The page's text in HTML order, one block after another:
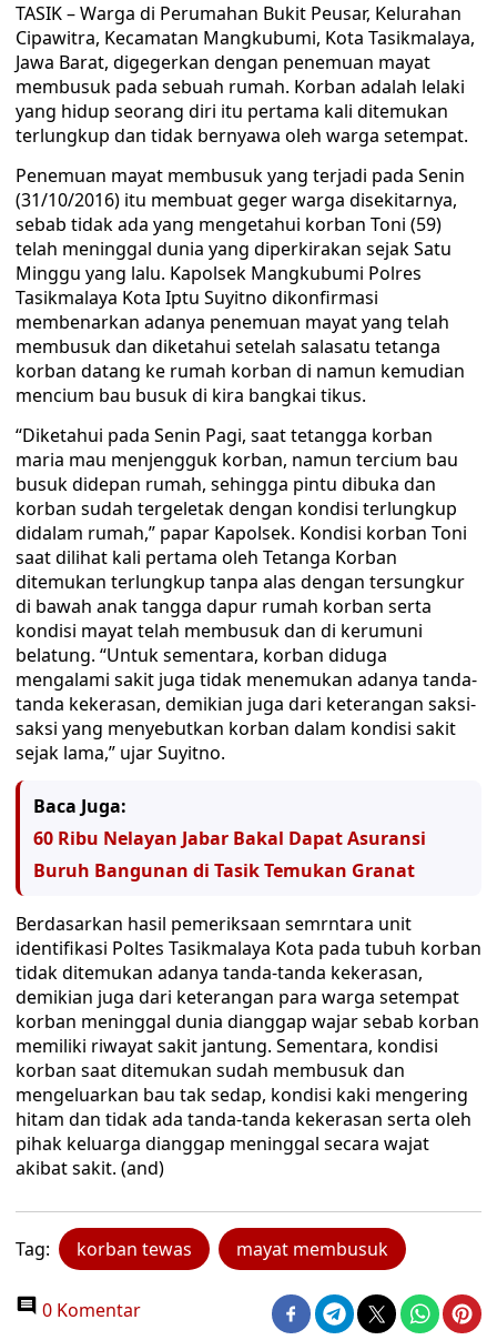
TASIK – Warga di Perumahan Bukit Peusar, Kelurahan
Cipawitra, Kecamatan Mangkubumi, Kota Tasikmalaya,
Jawa Barat, digegerkan dengan penemuan mayat
membusuk pada sebuah rumah. Korban adalah lelaki
yang hidup seorang diri itu pertama kali ditemukan
terlungkup dan tidak bernyawa oleh warga setempat.
Penemuan mayat membusuk yang terjadi pada Senin
(31/10/2016) itu membuat geger warga disekitarnya,
sebab tidak ada yang mengetahui korban Toni (59)
telah meninggal dunia yang diperkirakan sejak Satu
Minggu yang lalu. Kapolsek Mangkubumi Polres
Tasikmalaya Kota Iptu Suyitno dikonfirmasi
membenarkan adanya penemuan mayat yang telah
membusuk dan diketahui setelah salasatu tetanga
korban datang ke rumah korban di namun kemudian
mencium bau busuk di kira bangkai tikus.
“Diketahui pada Senin Pagi, saat tetangga korban
maria mau menjengguk korban, namun tercium bau
busuk didepan rumah, sehingga pintu dibuka dan
korban sudah tergeletak dengan kondisi terlungkup
didalam rumah,” papar Kapolsek. Kondisi korban Toni
saat dilihat kali pertama oleh Tetanga Korban
ditemukan terlungkup tanpa alas dengan tersungkur
di bawah anak tangga dapur rumah korban serta
kondisi mayat telah membusuk dan di kerumuni
belatung. “Untuk sementara, korban diduga
mengalami sakit juga tidak menemukan adanya tanda-
tanda kekerasan, demikian juga dari keterangan saksi-
saksi yang menyebutkan korban dalam kondisi sakit
sejak lama,” ujar Suyitno.
Baca Juga:
60 Ribu Nelayan Jabar Bakal Dapat Asuransi
Buruh Bangunan di Tasik Temukan Granat
Berdasarkan hasil pemeriksaan semrntara unit
identifikasi Poltes Tasikmalaya Kota pada tubuh korban
tidak ditemukan adanya tanda-tanda kekerasan,
demikian juga dari keterangan para warga setempat
korban meninggal dunia dianggap wajar sebab korban
memiliki riwayat sakit jantung. Sementara, kondisi
korban saat ditemukan sudah membusuk dan
mengeluarkan bau tak sedap, kondisi kaki mengering
hitam dan tidak ada tanda-tanda kekerasan serta oleh
pihak keluarga dianggap meninggal secara wajat
akibat sakit. (and)
Tag: korban tewas mayat membusuk
0 Komentar